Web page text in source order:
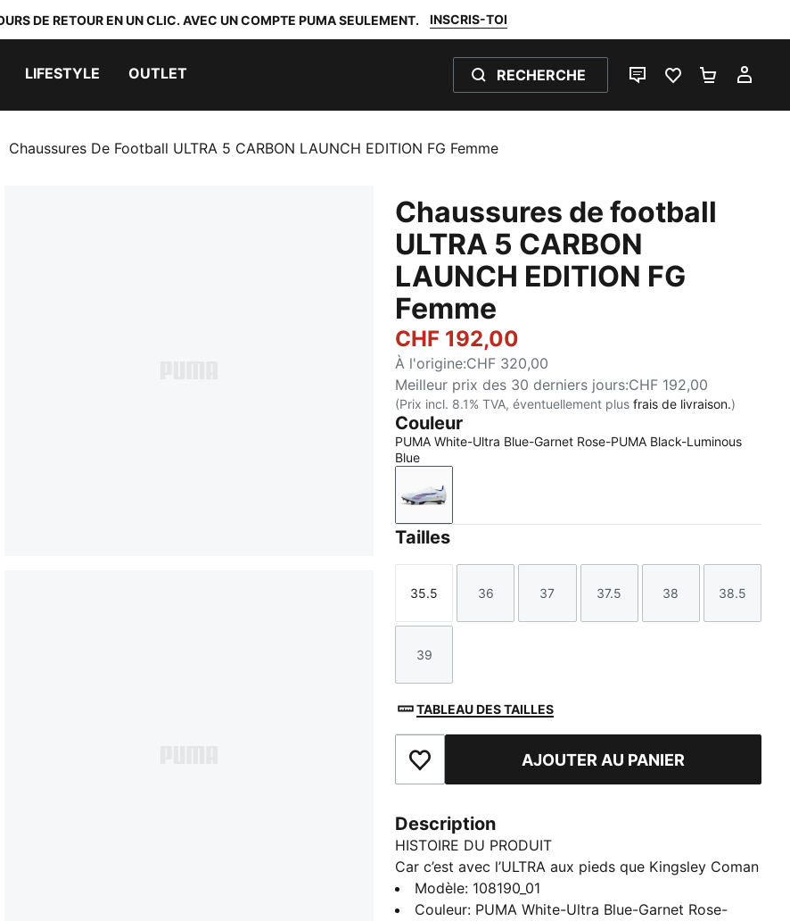
DE RETOUR EN UN CLIC. AVEC UN COMPTE PUMA SEULEMENT. INSCRIS-TOI
LIFESTYLE OUTLET RECHERCHE
LIVE CHATFAVORIS 0PANIER 0
Chaussures De Football ULTRA 5 CARBON LAUNCH EDITION FG Femme
Chaussures de football
ULTRA 5 CARBON
LAUNCH EDITION FG
Femme
CHF 192,00
À l'origine:CHF 320,00
Meilleur prix des 30 derniers jours:CHF 192,00
(Prix incl. 8.1% TVA, éventuellement plusfrais de livraison.)
Couleur
PUMA White-Ultra Blue-Garnet Rose-PUMA Black-Luminous
Blue
PUMA White-Ultra Blue-Garnet Rose-PUMA Black-
Tailles
Taille
35.5
Taille
36
Taille
37
Taille
37.5
Taille
38
Taille
38.5
Taille
39
TABLEAU DES TAILLES
Ajouter aux favorisAJOUTER AU PANIER
Description
HISTOIRE DU PRODUIT
Car c’est avec l’ULTRA aux pieds que Kingsley Coman
a pris de vitesse les meilleurs défenseurs d’Europe
ces dernières années. Cette version en édition limitée
Modèle: 108190_01
Couleur: PUMA White-Ultra Blue-Garnet Rose-